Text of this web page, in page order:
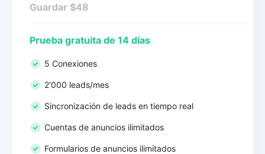
Guardar $48
Prueba gratuita de 14 días
5 Conexiones
2'000 leads/mes
Sincronización de leads en tiempo real
Cuentas de anuncios ilimitados
Formularios de anuncios ilimitados